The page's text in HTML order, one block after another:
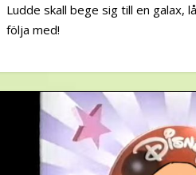
Ludde skall bege sig till en galax,
följa med!